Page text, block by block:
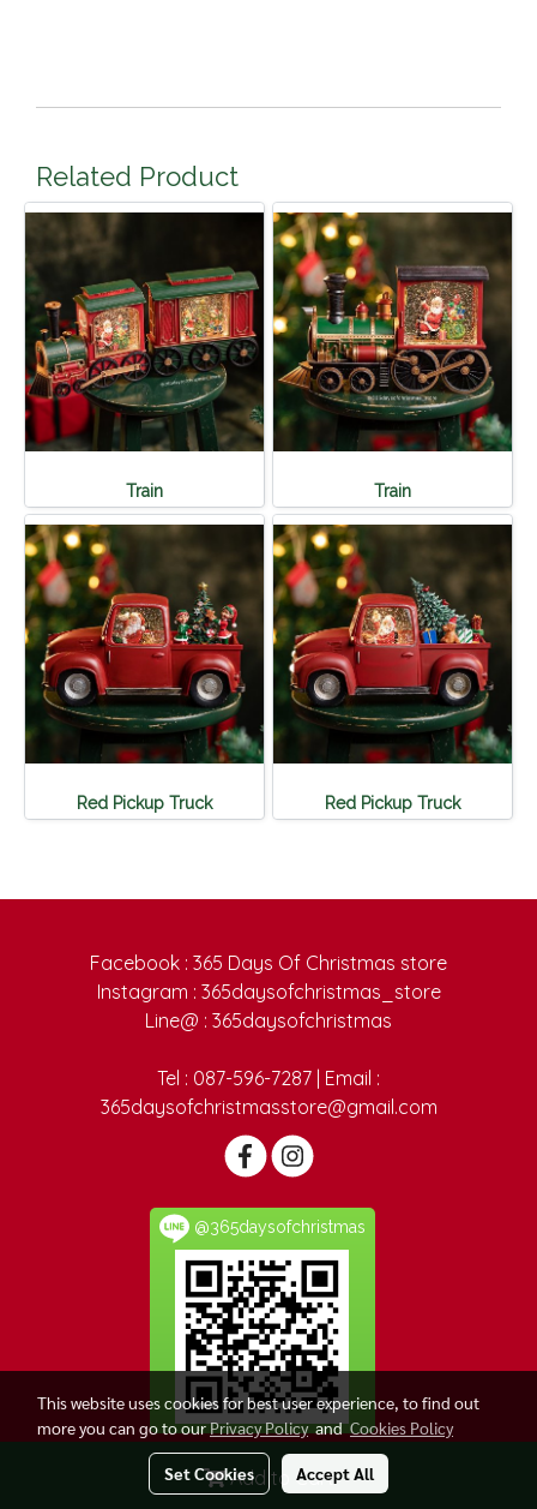
Add to Cart
Related Product
Train Train
Red Pickup Truck Red Pickup Truck
Facebook : 365 Days Of Christmas store
Instagram : 365daysofchristmas_store
Line@ : 365daysofchristmas
Tel : 087-596-7287 | Email :
365daysofchristmasstore@gmail.com
@365daysofchristmas
Today's visitor 40
This website uses cookies for best user experience, to find out
more you can go to ourPrivacy PolicyandCookies Policy
Set Cookies Accept All